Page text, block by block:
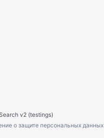
v2 (testings)
о защите персональных данных